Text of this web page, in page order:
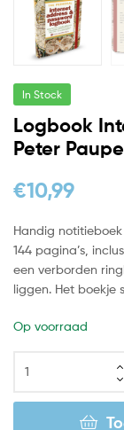
In Stock
Logbook
Peter
€10,99
Handig
144 pagina’s,
een verborden
liggen. Het boekje
Op voorraad